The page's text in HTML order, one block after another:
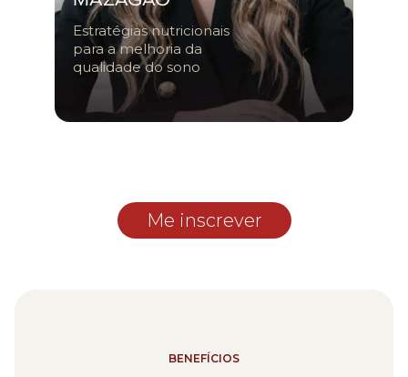
Estratégias nutricionais
para a melhoria da
qualidade do sono
Me inscrever
BENEFÍCIOS